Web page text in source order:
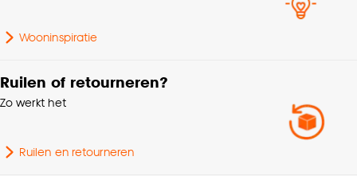
Wooninspiratie
Ruilen of retourneren?
Zo werkt het
Ruilen en retourneren